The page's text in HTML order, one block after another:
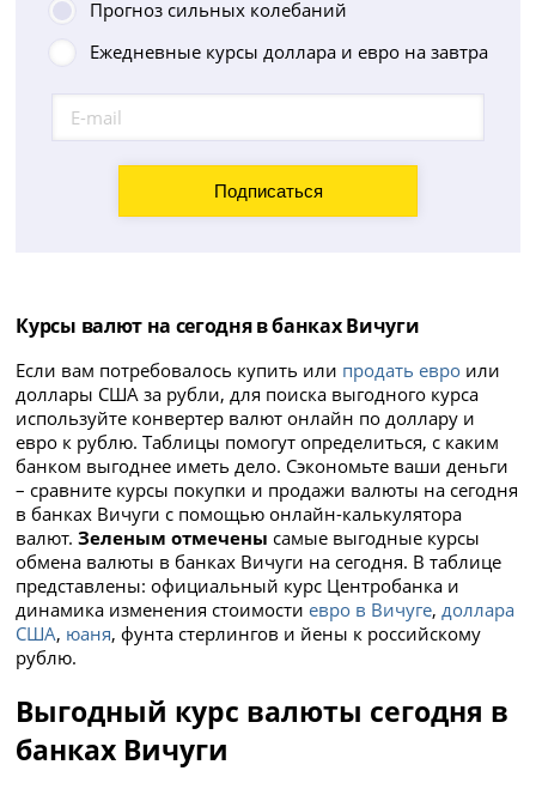
Прогноз сильных колебаний
Ежедневные курсы доллара и евро на завтра
Курсы валют на сегодня в банках Вичуги
Если вам потребовалось купить или продать евро или
доллары США за рубли, для поиска выгодного курса
используйте конвертер валют онлайн по доллару и
евро к рублю. Таблицы помогут определиться, с каким
банком выгоднее иметь дело. Сэкономьте ваши деньги
– сравните курсы покупки и продажи валюты на сегодня
в банках Вичуги с помощью онлайн-калькулятора
валют.Зеленым отмечены самые выгодные курсы
обмена валюты в банках Вичуги на сегодня. В таблице
представлены: официальный курс Центробанка и
динамика изменения стоимостиевро в Вичуге, доллара
США, юаня, фунта стерлингов и йены к российскому
рублю.
Выгодный курс валюты сегодня в
банках Вичуги